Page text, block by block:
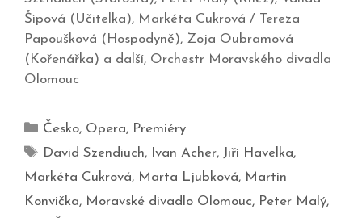
Šípová (Učitelka), Markéta Cukrová / Tereza
Papoušková (Hospodyně), Zoja Oubramová
(Kořenářka) a další, Orchestr Moravského divadla
Olomouc
Česko, Opera, Premiéry
David Szendiuch, Ivan Acher, Jiří Havelka,
Markéta Cukrová, Marta Ljubková, Martin
Konvička, Moravské divadlo Olomouc, Peter Malý,